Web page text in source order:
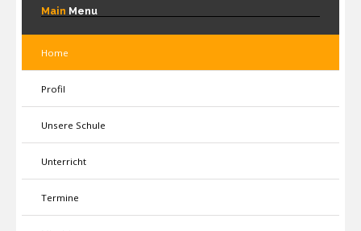
Main Menu
Home
Profil
Unsere Schule
Unterricht
Termine